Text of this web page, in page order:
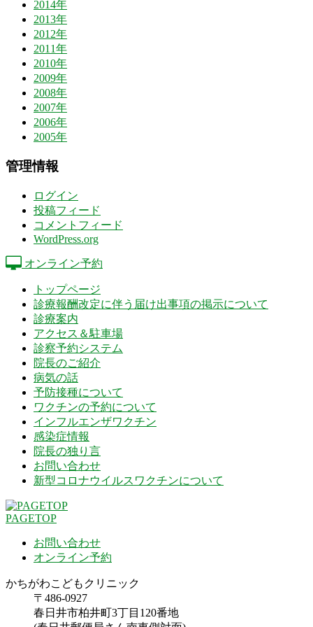
2014年
2013年
2012年
2011年
2010年
2009年
2008年
2007年
2006年
2005年
管理情報
ログイン
投稿フィード
コメントフィード
WordPress.org
オンライン予約
トップページ
診療報酬改定に伴う届け出事項の掲示について
診療案内
アクセス＆駐車場
診察予約システム
院長のご紹介
病気の話
予防接種について
ワクチンの予約について
インフルエンザワクチン
感染症情報
院長の独り言
お問い合わせ
新型コロナウイルスワクチンについて
PAGETOP
お問い合わせ
オンライン予約
かちがわこどもクリニック
〒486-0927
春日井市柏井町3丁目120番地